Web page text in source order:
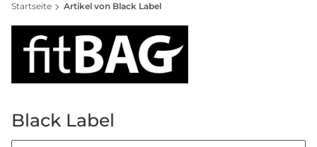
Startseite Artikel von Black Label
Black Label